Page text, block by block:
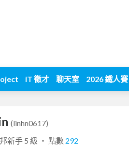
iT 徵才 聊天室 2026 鐵人賽
(linhn0617)
新手 5 級 ‧ 點數 292